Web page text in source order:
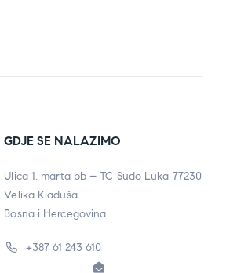
GDJE SE NALAZIMO
Ulica 1. marta bb – TC Sudo Luka 77230
Velika Kladuša
Bosna i Hercegovina
+387 61 243 610